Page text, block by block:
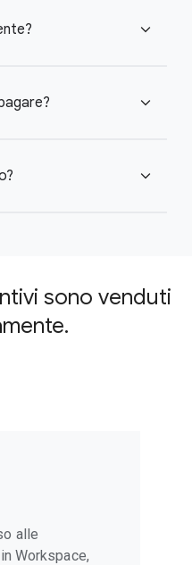
expand_more
expand_more
expand_more
sono venduti
alle
Workspace,